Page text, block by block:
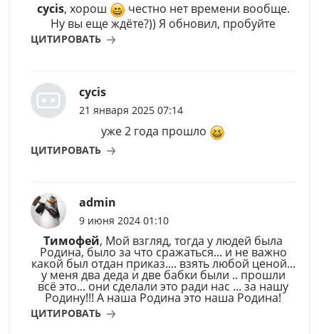
cycis, хорош
честно нет времени вообще.
Ну вы еще ждёте?)) Я обновил, пробуйте
ЦИТИРОВАТЬ
cycis
21 января 2025 07:14
уже 2 года прошло
ЦИТИРОВАТЬ
admin
9 июня 2024 01:10
Тимофей, Мой взгляд, тогда у людей была
Родина, было за что сражаться... и не важно
какой был отдан приказ.... взять любой ценой...
у меня два деда и две бабки были .. прошли
всё это... они сделали это ради нас ... за нашу
Родину!!! А наша Родина это наша Родина!
ЦИТИРОВАТЬ